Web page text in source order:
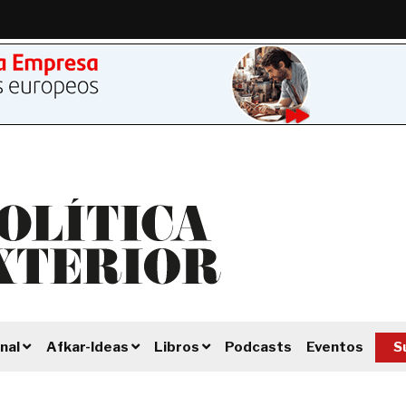
Afkar-Ideas Libros Podcasts Eventos